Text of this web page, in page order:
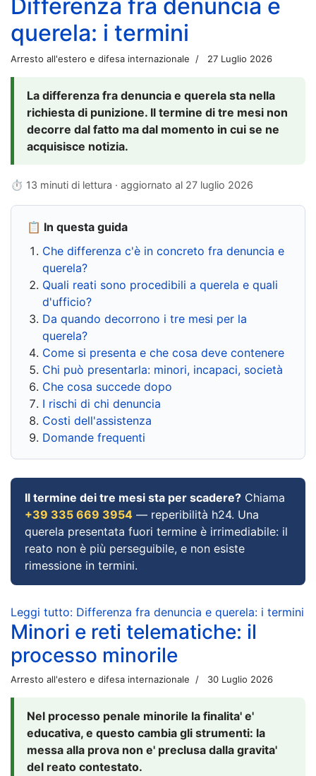
Differenza fra denuncia e
querela: i termini
Arresto all'estero e difesa internazionale 27 Luglio 2026
La differenza fra denuncia e querela sta nella
richiesta di punizione. Il termine di tre mesi non
decorre dal fatto ma dal momento in cui se ne
acquisisce notizia.
⏱ 13 minuti di lettura · aggiornato al 27 luglio 2026
📋 In questa guida
Che differenza c'è in concreto fra denuncia e
querela?
Quali reati sono procedibili a querela e quali
d'ufficio?
Da quando decorrono i tre mesi per la
querela?
Come si presenta e che cosa deve contenere
Chi può presentarla: minori, incapaci, società
Che cosa succede dopo
I rischi di chi denuncia
Costi dell'assistenza
Domande frequenti
Il termine dei tre mesi sta per scadere? Chiama
+39 335 669 3954 — reperibilità h24. Una
querela presentata fuori termine è irrimediabile: il
reato non è più perseguibile, e non esiste
rimessione in termini.
Leggi tutto: Differenza fra denuncia e querela: i termini
Minori e reti telematiche: il
processo minorile
Arresto all'estero e difesa internazionale 30 Luglio 2026
Nel processo penale minorile la finalita' e'
educativa, e questo cambia gli strumenti: la
messa alla prova non e' preclusa dalla gravita'
del reato contestato.